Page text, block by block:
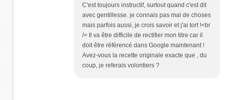
C'est toujours instructif, surtout quand c'est dit
avec gentillesse. je connais pas mal de choses
mais parfois aussi, je crois savoir et j'ai tort !<br
/> Il va être difficile de rectifier mon titre car il
doit être référencé dans Google maintenant !
Avez-vous la recette originale exacte que , du
coup, je referais volontiers ?